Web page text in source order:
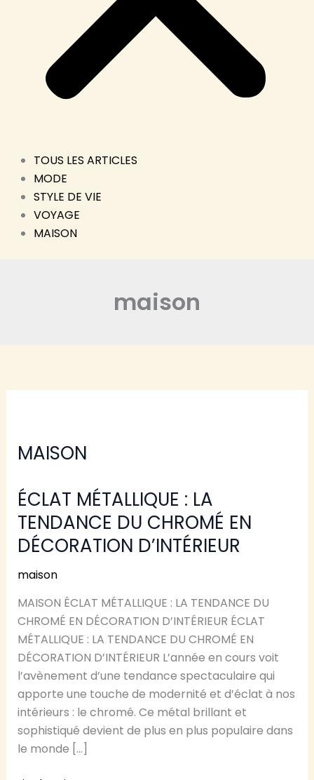
TOUS LES ARTICLES
MODE
STYLE DE VIE
VOYAGE
MAISON
maison
MAISON
ÉCLAT MÉTALLIQUE : LA
TENDANCE DU CHROMÉ EN
DÉCORATION D’INTÉRIEUR
maison
MAISON ÉCLAT MÉTALLIQUE : LA TENDANCE DU
CHROMÉ EN DÉCORATION D’INTÉRIEUR ÉCLAT
MÉTALLIQUE : LA TENDANCE DU CHROMÉ EN
DÉCORATION D’INTÉRIEUR L’année en cours voit
l’avènement d’une tendance spectaculaire qui
apporte une touche de modernité et d’éclat à nos
intérieurs : le chromé. Ce métal brillant et
sophistiqué devient de plus en plus populaire dans
le monde […]
ÉCLAT
LA
TENDANCE
DU
EN
DÉCORATION
D’INTÉRIEUR